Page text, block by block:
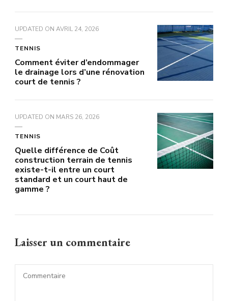
UPDATED ON AVRIL 24, 2026
TENNIS
Comment éviter d’endommager
le drainage lors d’une rénovation
court de tennis ?
UPDATED ON MARS 26, 2026
TENNIS
Quelle différence de Coût
construction terrain de tennis
existe-t-il entre un court
standard et un court haut de
gamme ?
Laisser un commentaire